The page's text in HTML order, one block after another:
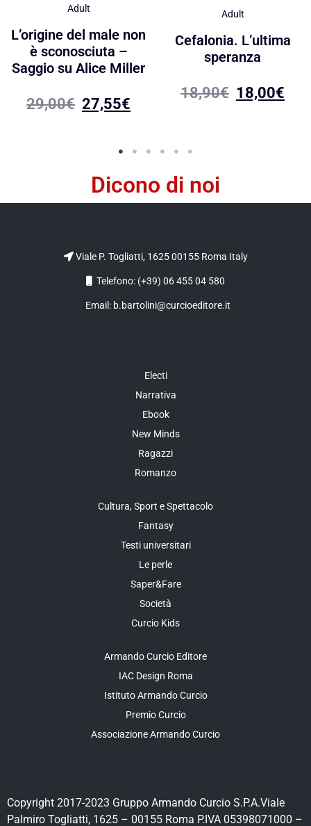
Adult
L’origine del male non
è sconosciuta –
Saggio su Alice Miller
29,00€ 27,55€
Adult
Cefalonia. L’ultima
speranza
18,90€ 18,00€
Dicono di noi
Viale P. Togliatti, 1625 00155 Roma Italy
Telefono: (+39) 06 455 04 580
Email: b.bartolini@curcioeditore.it
Electi
Narrativa
Ebook
New Minds
Ragazzi
Romanzo
Cultura, Sport e Spettacolo
Fantasy
Testi universitari
Le perle
Saper&Fare
Società
Curcio Kids
Armando Curcio Editore
IAC Design Roma
Istituto Armando Curcio
Premio Curcio
Associazione Armando Curcio
Copyright 2017-2023 Gruppo Armando Curcio S.P.A.Viale
Palmiro Togliatti, 1625 – 00155 Roma P.IVA 05398071000 –